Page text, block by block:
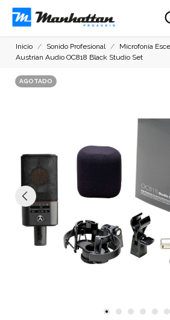
Inicio Sonido Profesional
Microfonía
Austrian Audio OC818 Black Studio Set
AGOTADO